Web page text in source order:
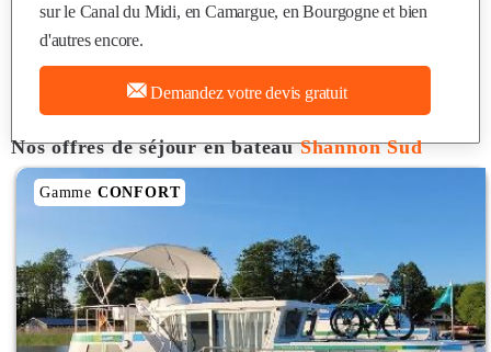
sur le Canal du Midi, en Camargue, en Bourgogne et bien
d'autres encore.
Demandez votre devis gratuit
Nos offres de séjour en bateauShannon Sud
Gamme CONFORT